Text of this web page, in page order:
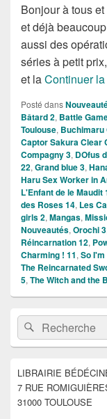
Bonjour à tous
et déjà
aussi des
séries à petit
et laContinuer
Posté dans
Bâtard 2, Battle
Toulouse, Buchimaru
Captor Sakura Clear
Compagny 3, DOfus
22, Grand blue 3,
Haru Sex Worker in
L'Enfant de le Maudit
des Roses 14, Les
girls 2, Mangas,
Nouveautés, Orochi 3
Réincarnation 12,
Charming ! 11, So
The Reincarnated
5, The Witch and the
Zone
principale
de
widget
barre
latérale
Recherche :Rechercher
LIBRAIRIE
7 RUE
31000 TOULOUSE